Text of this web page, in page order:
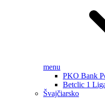
menu
PKO Bank
Betclic 1
Švajčiarsko